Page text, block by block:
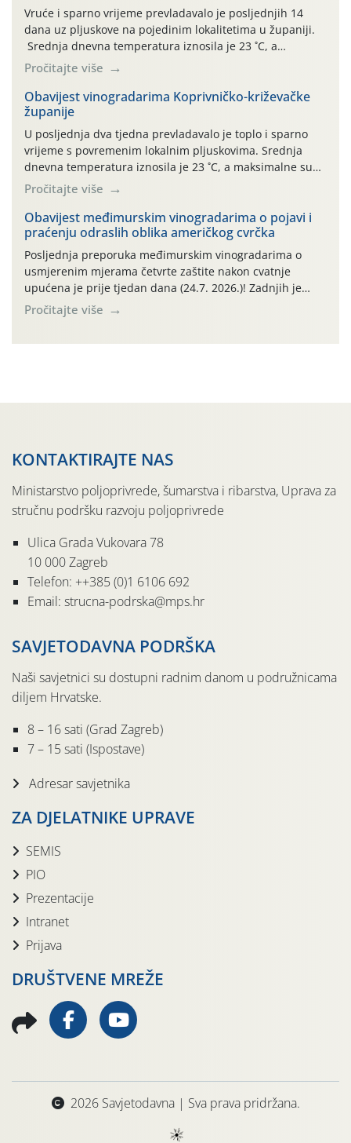
Vruće i sparno vrijeme prevladavalo je posljednjih 14
dana uz pljuskove na pojedinim lokalitetima u županiji.
Srednja dnevna temperatura iznosila je 23 ˚C, a
maksimalne su posljednjih dana dosezale do 35 ˚C.
Simptome plamenjače vinove loze (Plasmoparas
viticola) vidljivi su na zapercima i vršnom mladom lišću.
Kako bi i dalje održali zdravu lisnu masu u zaštiti je
moguće […]
Pročitajte više
Obavijest vinogradarima Koprivničko-križevačke
županije
U posljednja dva tjedna prevladavalo je toplo i sparno
vrijeme s povremenim lokalnim pljuskovima. Srednja
dnevna temperatura iznosila je 23 ˚C, a maksimalne su
se posljednjih dana penjale do 35 ˚C. Prognostičari u
narednom razdoblju najavljuju drugi ovogodišnji
„toplinski udar“. Simptome plamenjače vinove loze
(Plasmoparas viticola) uglavnom ne nalazimo u
vinogradima, a simptomi pepelnice vinove […]
Pročitajte više
Obavijest međimurskim vinogradarima o pojavi i
praćenju odraslih oblika američkog cvrčka
Posljednja preporuka međimurskim vinogradarima o
usmjerenim mjerama četvrte zaštite nakon cvatnje
upućena je prije tjedan dana (24.7. 2026.)! Zadnjih je
tjedan dana u Međimurskom vinogorju obilježilo
iznadprosječno vruće razdoblje: svakog su dana najviše
Pročitajte više
KONTAKTIRAJTE NAS
Ministarstvo poljoprivrede, šumarstva i ribarstva, Uprava za
stručnu podršku razvoju poljoprivrede
Ulica Grada Vukovara 78
10 000 Zagreb
Telefon: ++385 (0)1 6106 692
Email: strucna-podrska@mps.hr
SAVJETODAVNA PODRŠKA
Naši savjetnici su dostupni radnim danom u podružnicama
diljem Hrvatske.
8 – 16 sati (Grad Zagreb)
7 – 15 sati (Ispostave)
Adresar savjetnika
ZA DJELATNIKE UPRAVE
SEMIS
PIO
Prezentacije
Intranet
Prijava
DRUŠTVENE MREŽE
2026 Savjetodavna | Sva prava pridržana.